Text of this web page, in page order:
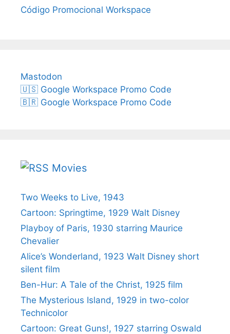
Código Promocional Workspace
Mastodon
🇺🇸 Google Workspace Promo Code
🇧🇷 Google Workspace Promo Code
Movies
Two Weeks to Live, 1943
Cartoon: Springtime, 1929 Walt Disney
Playboy of Paris, 1930 starring Maurice
Chevalier
Alice’s Wonderland, 1923 Walt Disney short
silent film
Ben-Hur: A Tale of the Christ, 1925 film
The Mysterious Island, 1929 in two-color
Technicolor
Cartoon: Great Guns!, 1927 starring Oswald